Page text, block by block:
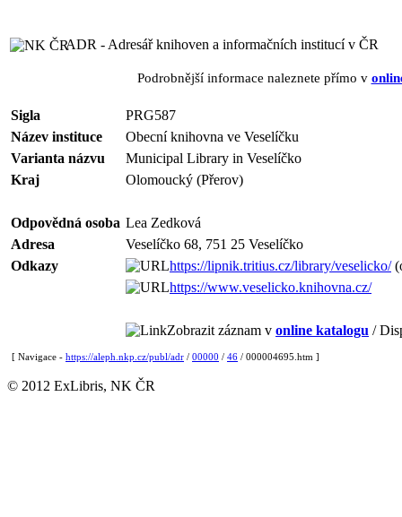
ADR - Adresář knihoven a informačních institucí v ČR
Podrobnější informace naleznete přímo v
Sigla
PRG587
Název instituce
Obecní knihovna ve Veselíčku
Varianta názvu
Municipal Library in Veselíčko
Kraj
Olomoucký (Přerov)
Odpovědná osoba Lea Zedková
Adresa
Veselíčko 68, 751 25 Veselíčko
Odkazy
https://lipnik.tritius.cz/library/veselicko/
https://www.veselicko.knihovna.cz/
Zobrazit záznam v online katalogu /
[ Navigace - https://aleph.nkp.cz/publ/adr / 00000 / 46 / 000004695.htm ]
© 2012 ExLibris, NK ČR